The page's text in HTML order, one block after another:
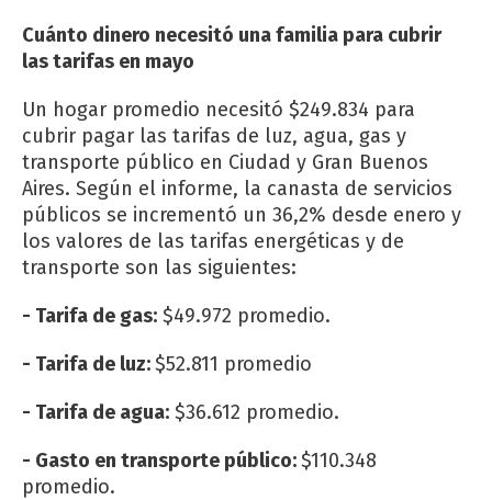
Cuánto dinero necesitó una familia para cubrir
las tarifas en mayo
Un hogar promedio necesitó $249.834 para
cubrir pagar las tarifas de luz, agua, gas y
transporte público en Ciudad y Gran Buenos
Aires. Según el informe, la canasta de servicios
públicos se incrementó un 36,2% desde enero y
los valores de las tarifas energéticas y de
transporte son las siguientes:
- Tarifa de gas: $49.972 promedio.
- Tarifa de luz:$52.811 promedio
- Tarifa de agua: $36.612 promedio.
- Gasto en transporte público:$110.348
promedio.